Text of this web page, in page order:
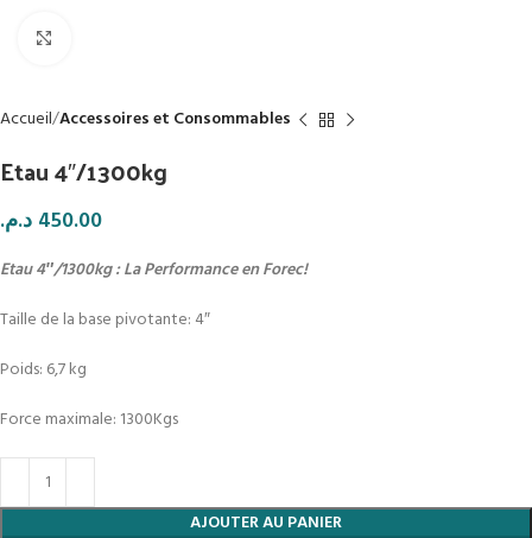
Accueil Accessoires et Consommables
Etau 4″/1300kg
450.00 د.م.
Etau 4″/1300kg : La Performance en Forec!
Taille de la base pivotante: 4″
Poids: 6,7 kg
Force maximale: 1300Kgs
AJOUTER AU PANIER